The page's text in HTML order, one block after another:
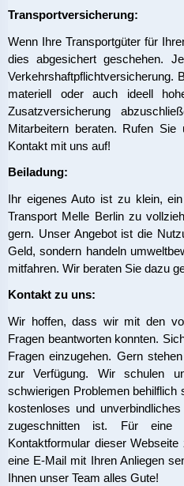
Transportversicherung:
Wenn Ihre Transportgüter für
dies abgesichert geschehen.
Verkehrshaftpflichtversicherung.
materiell oder auch ideell
Zusatzversicherung
Mitarbeitern beraten. Rufen
Kontakt mit uns auf!
Beiladung:
Ihr eigenes Auto ist zu klein,
Transport Melle Berlin zu
gern. Unser Angebot ist die
Geld, sondern handeln
mitfahren. Wir beraten Sie dazu
Kontakt zu uns:
Wir hoffen, dass wir mit den
Fragen beantworten konnten.
Fragen einzugehen. Gern
zur Verfügung. Wir schulen
schwierigen Problemen behilflich
kostenloses und
zugeschnitten ist. Für eine
Kontaktformular dieser
eine E-Mail mit Ihren Anliegen
Ihnen unser Team alles Gute!